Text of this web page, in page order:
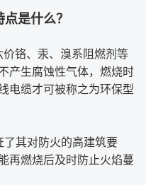
是什么？
铬、汞、溴系阻燃剂等
产生腐蚀性气体，燃烧时
电缆才可被称之为环保型
其对防火的高建筑要
再燃烧后及时防止火焰蔓